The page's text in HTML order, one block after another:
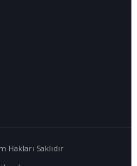
Hakları Saklıdır